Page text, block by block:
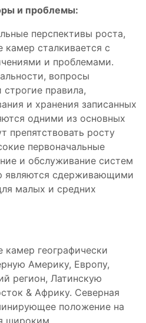
и проблемы:
перспективы роста,
сталкивается с
и проблемами.
вопросы
правила,
и хранения записанных
одними из основных
препятствовать росту
первоначальные
и обслуживание систем
являются сдерживающими
малых и средних
географически
Америку, Европу,
регион, Латинскую
& Африку. Северная
положение на
широким